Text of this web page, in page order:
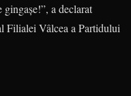
a declarat
Filialei Vâlcea a Partidului